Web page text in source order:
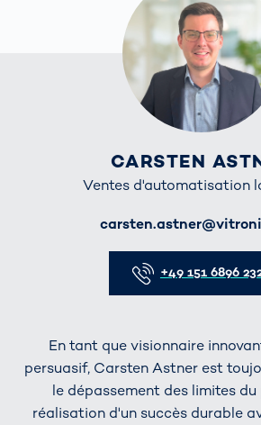
CARSTEN
Ventes d'automatisation
+49 151 6896
En tant que visionnaire
persuasif, Carsten Astner est
le dépassement des limites
réalisation d'un succès durable